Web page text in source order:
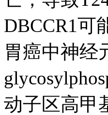
DBCCR1可
胃癌中神经
动子区高甲